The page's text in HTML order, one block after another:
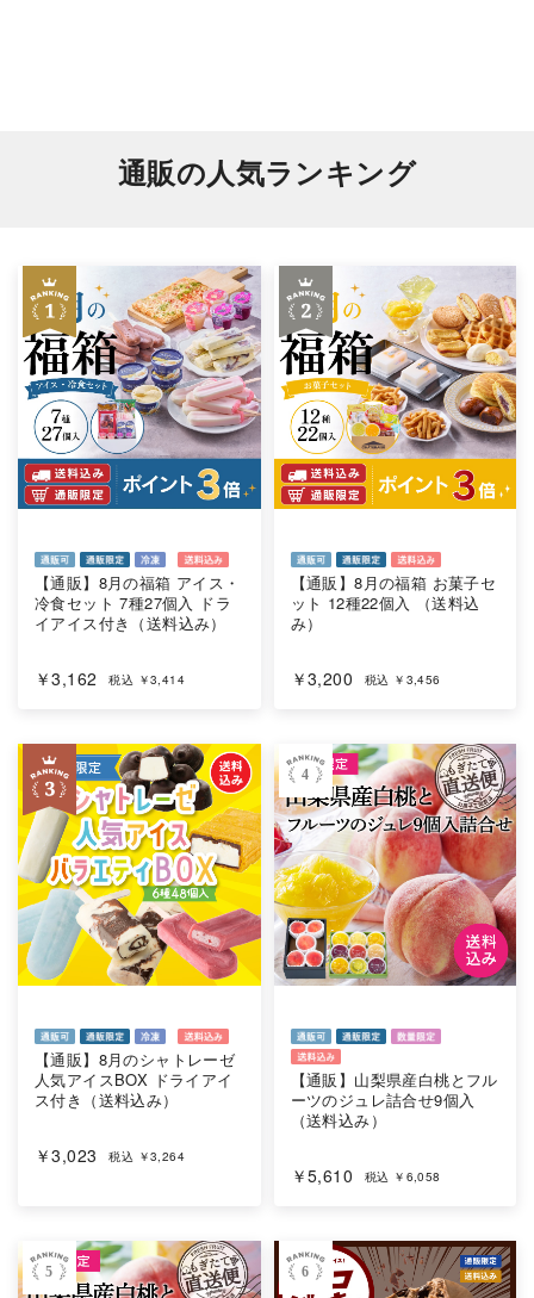
通販の人気ランキング
【通販】8月の福箱 アイス・
冷食セット 7種27個入 ドラ
イアイス付き（送料込み）
￥3,162 税込 ￥3,414
【通販】8月の福箱 お菓子セ
ット 12種22個入 （送料込
み）
￥3,200 税込 ￥3,456
【通販】8月のシャトレーゼ
人気アイスBOX ドライアイ
ス付き（送料込み）
￥3,023 税込 ￥3,264
4
【通販】山梨県産白桃とフル
ーツのジュレ詰合せ9個入
（送料込み）
￥5,610 税込 ￥6,058
5 6